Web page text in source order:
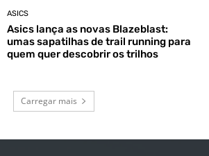
ASICS
Asics lança as novas Blazeblast:
umas sapatilhas de trail running para
quem quer descobrir os trilhos
Carregar mais